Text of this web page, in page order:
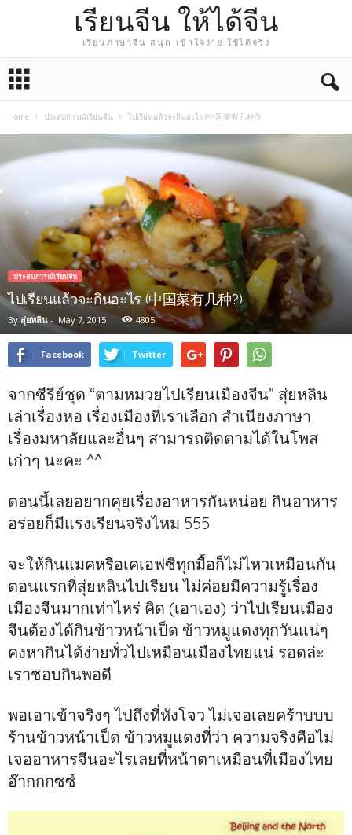
เรียนจีน ให้ได้จีน
เรียนภาษาจีน สนุก เข้าใจง่าย ใช้ได้จริง
Home ประสบการณ์เรียนจีน ไปเรียนแล้วจะกินอะไร (中国菜有几种?)
ประสบการณ์เรียนจีน
ไปเรียนแล้วจะกินอะไร (中国菜有几种?)
By สุ่ยหลิน- May 7, 2015 4805
Facebook Twitter
จากซีรีย์ชุด “ตามหมวยไปเรียนเมืองจีน” สุ่ยหลิน
เล่าเรื่องหอ เรื่องเมืองที่เราเลือก สำเนียงภาษา
เรื่องมหาลัยและอื่นๆ สามารถติดตามได้ในโพส
เก่าๆ นะคะ ^^
ตอนนี้เลยอยากคุยเรื่องอาหารกันหน่อย กินอาหาร
อร่อยก็มีแรงเรียนจริงไหม 555
จะให้กินแมคหรือเคเอฟซีทุกมื้อก็ไม่ไหวเหมือนกัน
ตอนแรกที่สุ่ยหลินไปเรียน ไม่ค่อยมีความรู้เรื่อง
เมืองจีนมากเท่าไหร่ คิด (เอาเอง) ว่าไปเรียนเมือง
จีนต้องได้กินข้าวหน้าเป็ด ข้าวหมูแดงทุกวันแน่ๆ
คงหากินได้ง่ายทั่วไปเหมือนเมืองไทยแน่ รอดล่ะ
เราชอบกินพอดี
พอเอาเข้าจริงๆ ไปถึงที่หังโจว ไม่เจอเลยคร้าบบบ
ร้านข้าวหน้าเป็ด ข้าวหมูแดงที่ว่า ความจริงคือไม่
เจออาหารจีนอะไรเลยที่หน้าตาเหมือนที่เมืองไทย
อ๊ากกกซซ์